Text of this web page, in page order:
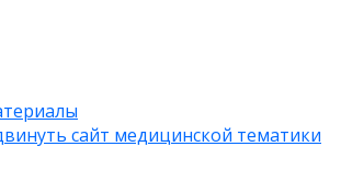
сайт медицинской тематики